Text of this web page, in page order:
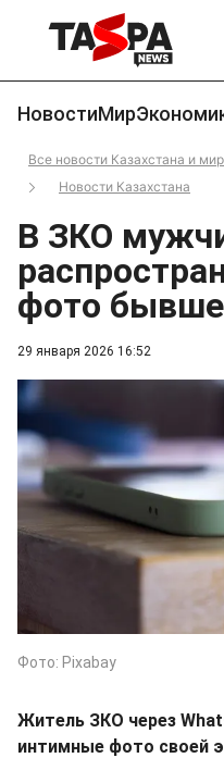
НовостиМир
Все новости Казахстана и
Новости Казахстана
29 января 2026 16:52
В ЗКО
фото
Фото: Pixabay
Житель ЗКО через
интимные фото своей